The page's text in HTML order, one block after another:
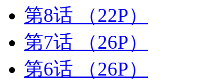
第8话
（22P）
第7话
（26P）
第6话
（26P）